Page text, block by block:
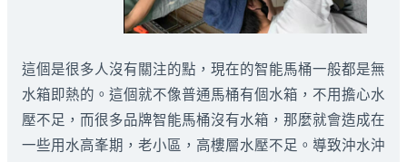
這個是很多人沒有關注的點，現在的智能馬桶一般都是無
水箱即熱的。這個就不像普通馬桶有個水箱，不用擔心水
壓不足，而很多品牌智能馬桶沒有水箱，那麼就會造成在
一些用水高峯期，老小區，高樓層水壓不足。導致沖水沖